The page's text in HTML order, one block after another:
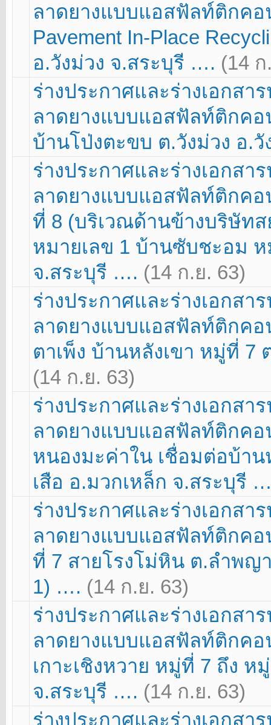
ลาดยางแบบแอสฟัลท์ติกคอ
Pavement In-Place
อ.วังม่วง จ.สระบุรี …. (14
ร่างประกาศและร่างเอกสา
ลาดยางแบบแอสฟัลท์ติกคอ
บ้านโป่งตะขบ ต.วังม่วง อ.
ร่างประกาศและร่างเอกสา
ลาดยางแบบแอสฟัลท์ติกคอ
ที่ 8 (บริเวณด้านข้างบริษัท
หมายเลข 1 บ้านซับชะอม
จ.สระบุรี …. (14 ก.ย. 63)
ร่างประกาศและร่างเอกสา
ลาดยางแบบแอสฟัลท์ติกคอ
ตาเพ็ง บ้านหลังเขา หมู่ที่ 7
(14 ก.ย. 63)
ร่างประกาศและร่างเอกสา
ลาดยางแบบแอสฟัลท์ติกคอ
หนองมะค่าใน เชื่อมต่อบ้า
เสือ อ.มวกเหล็ก จ.สระบุรี
ร่างประกาศและร่างเอกสา
ลาดยางแบบแอสฟัลท์ติกคอ
ที่ 7 สายโรงโม่หิน ต.ลำพญ
1) …. (14 ก.ย. 63)
ร่างประกาศและร่างเอกสา
ลาดยางแบบแอสฟัลท์ติกคอ
เกาะเชิงหวาย หมู่ที่ 7 ถึง
จ.สระบุรี …. (14 ก.ย. 63)
ร่างประกาศและร่างเอกสา